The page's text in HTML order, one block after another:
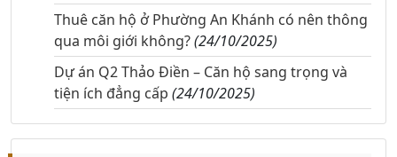
Thuê căn hộ ở Phường An Khánh có nên thông
qua môi giới không?(24/10/2025)
Dự án Q2 Thảo Điền – Căn hộ sang trọng và
tiện ích đẳng cấp (24/10/2025)